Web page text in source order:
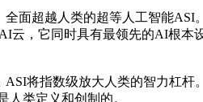
超越人类的超等人工智能ASI
云，它同时具有最领先的AI根
将指数级放大人类的智力杠杆
人类定义和创制的。